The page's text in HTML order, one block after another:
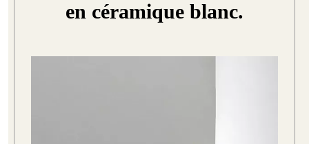
en céramique blanc.